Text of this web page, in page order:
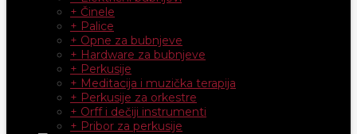
+ Činele
+ Palice
+ Opne za bubnjeve
+ Hardware za bubnjeve
+ Perkusije
+ Meditacija i muzička terapija
+ Perkusije za orkestre
+ Orff i dečiji instrumenti
+ Pribor za perkusije